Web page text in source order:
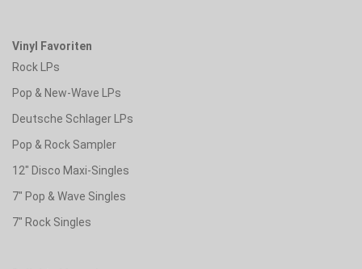
Vinyl Favoriten
Rock LPs
Pop & New-Wave LPs
Deutsche Schlager LPs
Pop & Rock Sampler
12" Disco Maxi-Singles
7" Pop & Wave Singles
7" Rock Singles